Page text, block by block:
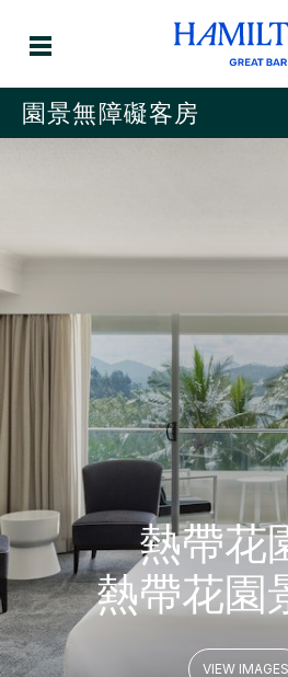
園景無障礙客房
熱帶花
熱帶花園
VIEW IMAGES